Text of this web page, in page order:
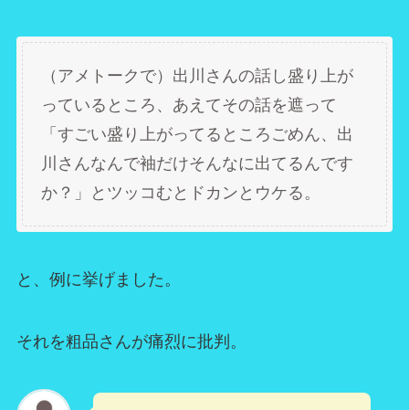
（アメトークで）出川さんの話し盛り上が
っているところ、あえてその話を遮って
「すごい盛り上がってるところごめん、出
川さんなんで袖だけそんなに出てるんです
か？」とツッコむとドカンとウケる。
と、例に挙げました。
それを粗品さんが痛烈に批判。